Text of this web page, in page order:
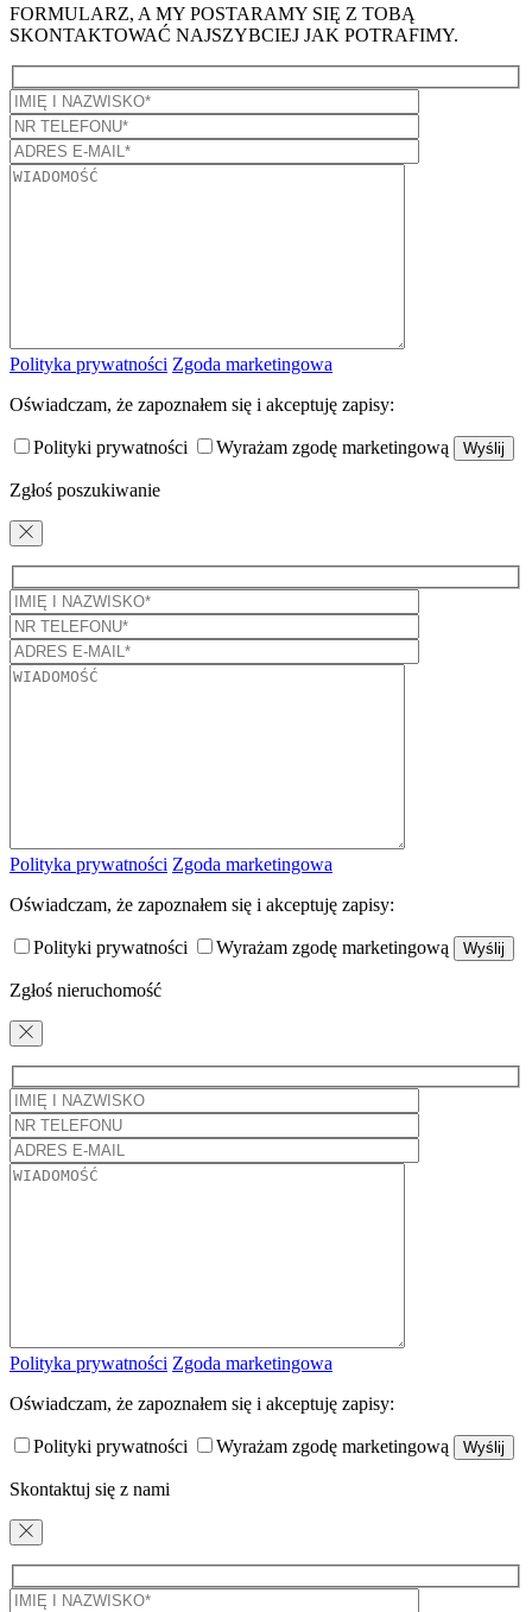
FORMULARZ, A MY POSTARAMY SIĘ Z TOBĄ
SKONTAKTOWAĆ NAJSZYBCIEJ JAK POTRAFIMY.
Polityka prywatności Zgoda marketingowa
Oświadczam, że zapoznałem się i akceptuję zapisy:
Polityki prywatności Wyrażam zgodę marketingową
Zgłoś poszukiwanie
Polityka prywatności Zgoda marketingowa
Oświadczam, że zapoznałem się i akceptuję zapisy:
Polityki prywatności Wyrażam zgodę marketingową
Zgłoś nieruchomość
Polityka prywatności Zgoda marketingowa
Oświadczam, że zapoznałem się i akceptuję zapisy:
Polityki prywatności Wyrażam zgodę marketingową
Skontaktuj się z nami